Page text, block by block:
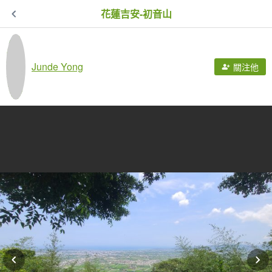
花蓮吉安-初音山
Junde Yong 關注他